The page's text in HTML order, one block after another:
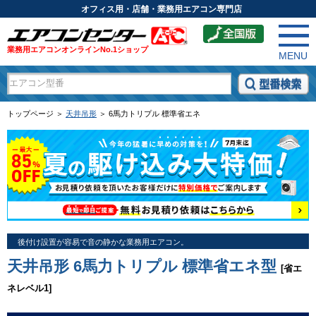
オフィス用・店舗・業務用エアコン専門店
業務用エアコンオンラインNo.1ショップ
MENU
トップページ ＞ 天井吊形 ＞ 6馬力トリプル 標準省エネ
後付け設置が容易で音の静かな業務用エアコン。
天井吊形 6馬力トリプル 標準省エネ型 [省エ
ネレベル1]